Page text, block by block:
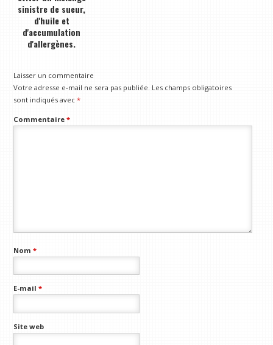
sinistre de sueur,
d'huile et
d'accumulation
d'allergènes.
Laisser un commentaire
Votre adresse e-mail ne sera pas publiée. Les champs obligatoires
sont indiqués avec*
Commentaire*
Nom*
E-mail*
Site web